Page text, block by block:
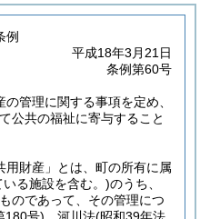
例
平成18年3月21日
条例第60号
管理に関する事項を定め、
公共の福祉に寄与すること
用財産」とは、町の所有に属
る施設を含む。)のうち、
のであって、その管理につ